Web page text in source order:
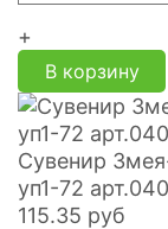
+
В корзину
Сувенир
уп1-72
115.35 руб